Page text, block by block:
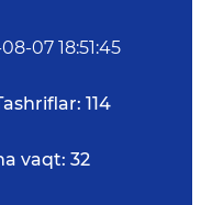
07 18:51:45
114
vaqt: 32